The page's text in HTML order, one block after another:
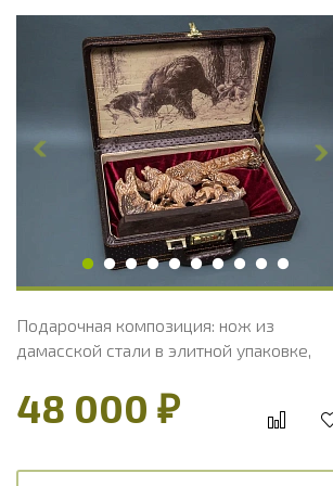
Твердость клинка, HRC 60 - 62 HRC
Подарочная композиция: нож из
дамасской стали в элитной упаковке,
рукоять
48 000 ₽